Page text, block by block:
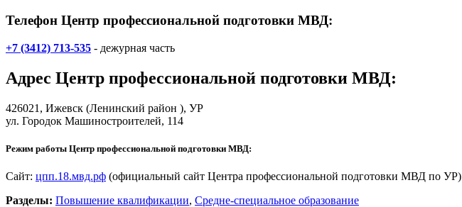
Телефон Центр профессиональной подготовки МВД:
+7 (3412) 713-535 - дежурная часть
Адрес Центр профессиональной подготовки МВД:
426021, Ижевск (Ленинский район ), УР
ул. Городок Машиностроителей, 114
Режим работы Центр профессиональной подготовки МВД:
Сайт: цпп.18.мвд.рф (официальный сайт Центра профессиональной подготовки МВД по УР)
Разделы: Повышение квалификации, Средне-специальное образование